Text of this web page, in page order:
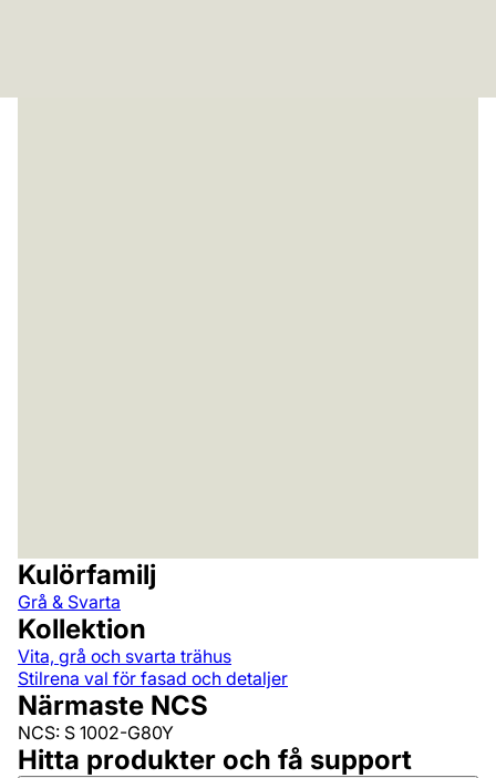
Kulörfamilj
Grå & Svarta
Kollektion
Vita, grå och svarta trähus
Stilrena val för fasad och detaljer
Närmaste NCS
NCS: S 1002-G80Y
Hitta produkter och få support